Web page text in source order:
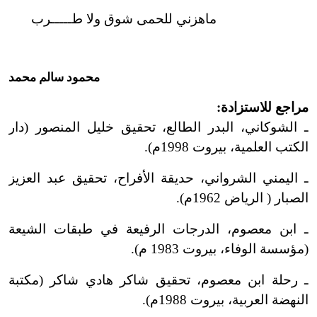
ماهزني للحمى شوق ولا طـــــرب
محمود سالم محمد
مراجع للاستزادة:
ـ الشوكاني، البدر الطالع، تحقيق خليل المنصور (دار
الكتب العلمية، بيروت 1998م).
ـ اليمني الشرواني، حديقة الأفراح، تحقيق عبد العزيز
الصبار ( الرياض 1962م).
ـ ابن معصوم، الدرجات الرفيعة في طبقات الشيعة
(مؤسسة الوفاء، بيروت 1983 م).
ـ رحلة ابن معصوم، تحقيق شاكر هادي شاكر (مكتبة
النهضة العربية، بيروت 1988م).